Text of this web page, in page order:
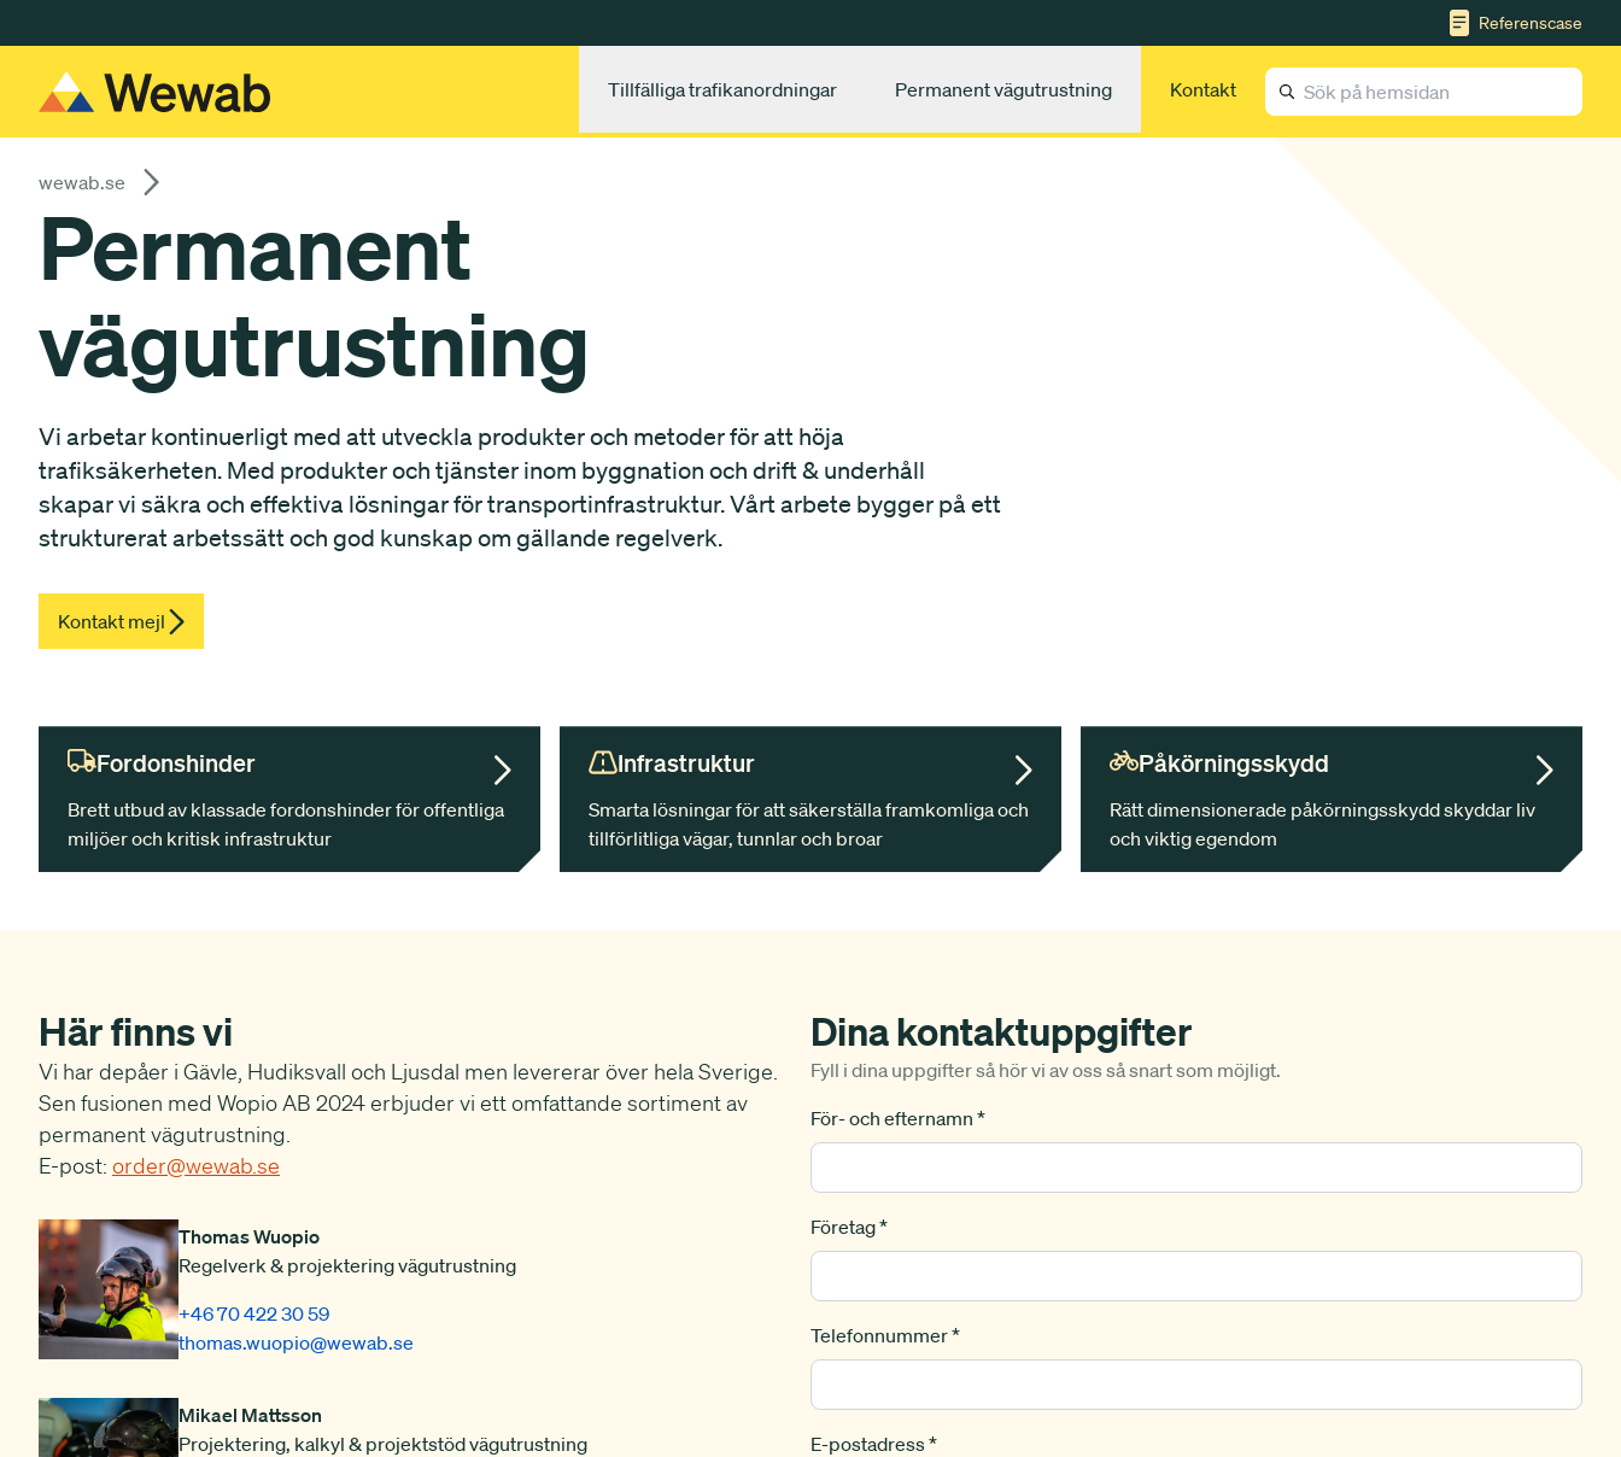
Referenscase
Tillfälliga trafikanordningar Permanent vägutrustning Kontakt
wewab.se
Permanent
vägutrustning
Vi arbetar kontinuerligt med att utveckla produkter och metoder för att höja
trafiksäkerheten. Med produkter och tjänster inom byggnation och drift & underhåll
skapar vi säkra och effektiva lösningar för transportinfrastruktur. Vårt arbete bygger på ett
strukturerat arbetssätt och god kunskap om gällande regelverk.
Kontakt mejl
Fordonshinder
Brett utbud av klassade fordonshinder för offentliga
miljöer och kritisk infrastruktur
Infrastruktur
Smarta lösningar för att säkerställa framkomliga och
tillförlitliga vägar, tunnlar och broar
Påkörningsskydd
Rätt dimensionerade påkörningsskydd skyddar liv
och viktig egendom
Här finns vi
Vi har depåer i Gävle, Hudiksvall och Ljusdal men levererar över hela Sverige.
Sen fusionen med Wopio AB 2024 erbjuder vi ett omfattande sortiment av
permanent vägutrustning.
E-post: order@wewab.se
Thomas Wuopio
Regelverk & projektering vägutrustning
+46 70 422 30 59
thomas.wuopio@wewab.se
Mikael Mattsson
Projektering, kalkyl & projektstöd vägutrustning
Dina kontaktuppgifter
Fyll i dina uppgifter så hör vi av oss så snart som möjligt.
För- och efternamn *
Företag *
Telefonnummer *
E-postadress *